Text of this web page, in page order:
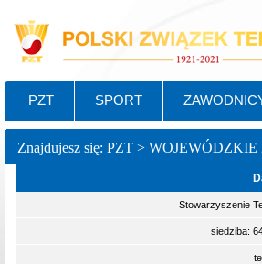
PZT SPORT
Znajdujesz się: PZT >
Stowarzyszenie
siedziba: